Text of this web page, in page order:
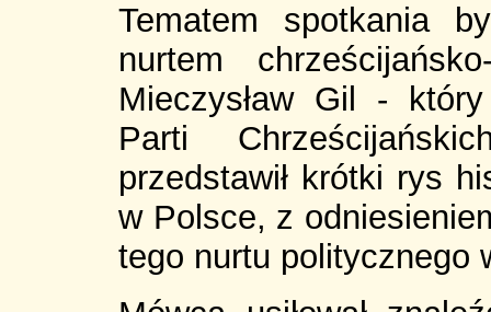
Tematem spotkania
nurtem
Mieczysław Gil -
Parti
przedstawił krótki rys
w Polsce, z
tego nurtu politycznego